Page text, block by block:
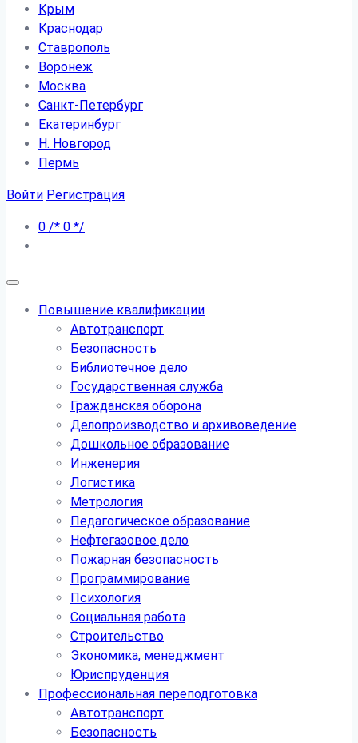
Крым
Краснодар
Ставрополь
Воронеж
Москва
Санкт-Петербург
Екатеринбург
Н. Новгород
Пермь
Войти Регистрация
0 /* 0 */
Повышение квалификации
Автотранспорт
Безопасность
Библиотечное дело
Государственная служба
Гражданская оборона
Делопроизводство и архивоведение
Дошкольное образование
Инженерия
Логистика
Метрология
Педагогическое образование
Нефтегазовое дело
Пожарная безопасность
Программирование
Психология
Социальная работа
Строительство
Экономика, менеджмент
Юриспруденция
Профессиональная переподготовка
Автотранспорт
Безопасность